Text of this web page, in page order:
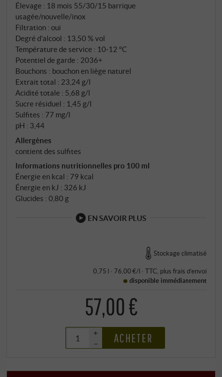
droit au cœur du sujet : Poggio alle Gazze est la
réponse d’Ornellaia à la question de savoir à quoi
peut ressembler un vin blanc de Bolgheri lorsqu’il
incarne l’élégance et la profondeur des grands vins
rouges. Six mois de maturation sur lies fines avec des
bâtonnages réguliers, suivis de l’assemblage final et
de 12 mois supplémentaires de vieillissement en
bouteille, viennent parachever ce chef-d’œuvre de
l’art du vin blanc.
Élevage : 18 mois 55/30/15 barrique
usagée/nouvelle/inox
Filtration : oui
Degré d'alcool : 13,50 % vol
Température de service : 10‑12 °C
Potentiel de garde : 2036+
Bouchons : bouchon en liège naturel
Extrait total : 23,24 g/l
Acidité totale : 5,68 g/l
Sucre résiduel : 1,45 g/l
Sulfites : 77 mg/l
pH : 3,44
Allergènes
contient des sulfites
Informations nutritionnelles pro 100 ml
Énergie en kcal : 79 kcal
Énergie en kJ : 326 kJ
Glucides : 0,80 g
EN SAVOIR PLUS
Stockage climatisé
0,75 l · 76,00 €/l · TTC, plus frais d’envoi
disponible immédiatement
57,00 €
+
–
ACHETER